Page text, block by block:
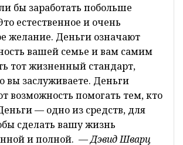
бы заработать побольше
естественное и очень
желание. Деньги означают
вашей семье и вам самим
тот жизненный стандарт,
вы заслуживаете. Деньги
возможность помогать тем, кто
— одно из средств, для
сделать вашу жизнь
и полной. — Дэвид Шварц